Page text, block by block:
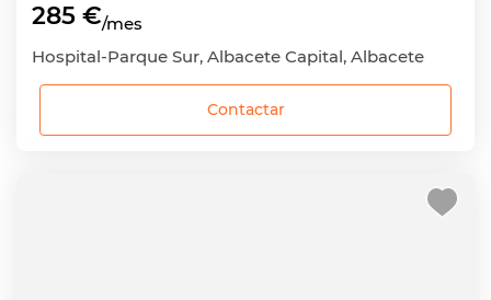
285 €/mes
Hospital-Parque Sur, Albacete Capital, Albacete
Contactar